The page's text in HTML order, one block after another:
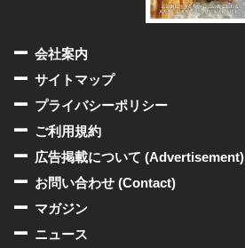
会社案内
サイトマップ
プライバシーポリシー
ご利用規約
広告掲載について (Advertisement)
お問い合わせ (Contact)
マガジン
ニュース